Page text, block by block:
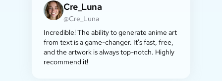
Cre_Luna
@Cre_Luna
Incredible! The ability to generate anime art
from text is a game-changer. It's fast, free,
and the artwork is always top-notch. Highly
recommend it!